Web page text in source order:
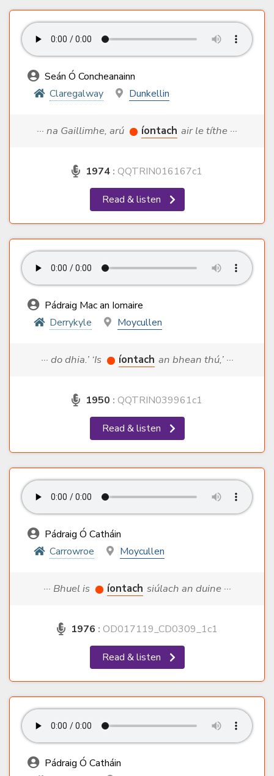
Seán Ó Concheanainn
Claregalway
Dunkellin
··· na Gaillimhe, arú íontach air le títhe ···
1974 : QQTRIN016167c1
Read & listen
Pádraig Mac an Iomaire
Derrykyle
Moycullen
··· do dhia.’ ‘Is íontach an bhean thú,’ ···
1950 : QQTRIN039961c1
Read & listen
Pádraig Ó Catháin
Carrowroe
Moycullen
··· Bhuel is íontach siúlach an duine ···
1976 : OD017119_CD0309_1c1
Read & listen
Pádraig Ó Catháin